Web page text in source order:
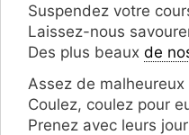
Suspendez votre
Laissez-nous
Des plus beaux de
Assez de
Coulez, coulez pour
Prenez avec leurs